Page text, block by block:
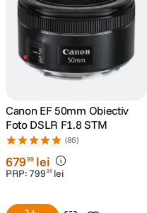
6. lavaliera
7 .
ulanzi
9 insta 360
10 . godox
Canon EF 50mm Obiectiv
Foto DSLR F1.8 STM
(86)
67999 lei
PRP:799 99 lei